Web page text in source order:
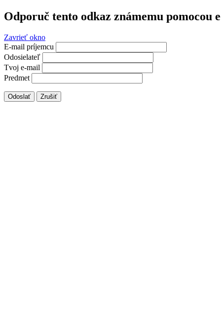
Odporuč tento odkaz známemu pomocou
Zavrieť okno
E-mail príjemcu
Odosielateľ
Tvoj e-mail
Predmet
Odoslať Zrušiť